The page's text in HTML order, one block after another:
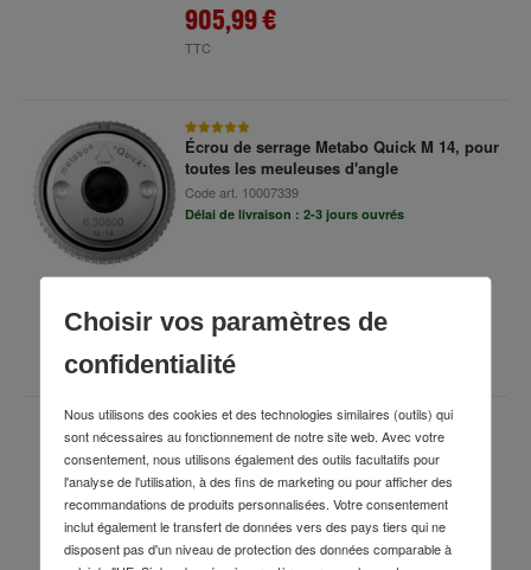
905,99 €
TTC
Écrou de serrage Metabo Quick M 14, pour
toutes les meuleuses d'angle
Code art. 10007339
Délai de livraison : 2-3 jours ouvrés
13,79 €
Aspirateur tous usages Metabo ASA 30 H
PC avec nettoyage manuel du filtre
Code art.68945053
Délai de livraison : 2-3 jours ouvrés
Choisir vos paramètres de
confidentialité
Nous utilisons des cookies et des technologies similaires (outils) qui
sont nécessaires au fonctionnement de notre site web. Avec votre
consentement, nous utilisons également des outils facultatifs pour
l'analyse de l'utilisation, à des fins de marketing ou pour afficher des
recommandations de produits personnalisées. Votre consentement
inclut également le transfert de données vers des pays tiers qui ne
disposent pas d'un niveau de protection des données comparable à